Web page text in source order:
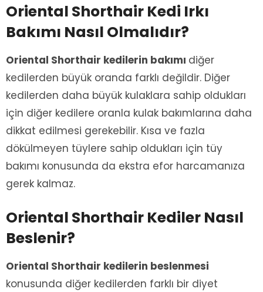
Oriental Shorthair Kedi Irkı
Bakımı Nasıl Olmalıdır?
Oriental Shorthair kedilerin bakımı diğer
kedilerden büyük oranda farklı değildir. Diğer
kedilerden daha büyük kulaklara sahip oldukları
için diğer kedilere oranla kulak bakımlarına daha
dikkat edilmesi gerekebilir. Kısa ve fazla
dökülmeyen tüylere sahip oldukları için tüy
bakımı konusunda da ekstra efor harcamanıza
gerek kalmaz.
Oriental Shorthair Kediler Nasıl
Beslenir?
Oriental Shorthair kedilerin beslenmesi
konusunda diğer kedilerden farklı bir diyet